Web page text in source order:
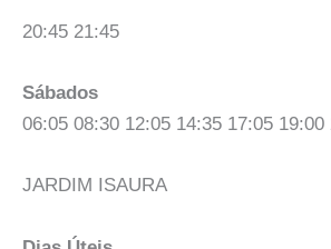
20:45 21:45
Sábados
06:05 08:30 12:05 14:35 17:05 19:00
JARDIM ISAURA